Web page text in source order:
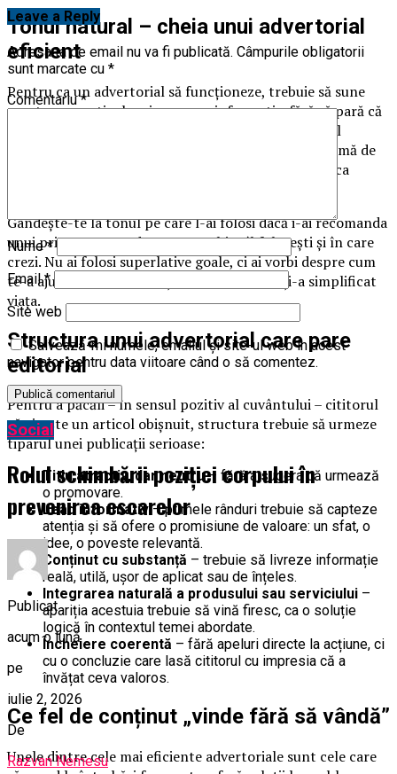
Tonul natural – cheia unui advertorial
eficient
Pentru ca un advertorial să funcționeze, trebuie să sune
exact ca un articol scris cu scop informativ, fără să pară că
încearcă să-ți vândă ceva. Asta înseamnă că limbajul
trebuie să fie clar, relaxat, dar profesionist. Orice urmă de
slogan sau expresie de marketing agresiv poate strica
Gândește-te la tonul pe care l-ai folosi dacă i-ai recomanda
unui prieten un produs pe care chiar îl folosești și în care
crezi. Nu ai folosi superlative goale, ci ai vorbi despre cum
te-a ajutat, ce problemă ți-a rezolvat, cum ți-a simplificat
viața.
Structura unui advertorial care pare
editorial
Pentru a păcăli – în sensul pozitiv al cuvântului – cititorul
că citește un articol obișnuit, structura trebuie să urmeze
tiparul unei publicații serioase:
Titlu atractiv, dar neutru– fără a sugera că urmează
o promovare.
Lead informativ– primele rânduri trebuie să capteze
atenția și să ofere o promisiune de valoare: un sfat, o
idee, o poveste relevantă.
Conținut cu substanță – trebuie să livreze informație
reală, utilă, ușor de aplicat sau de înțeles.
Integrarea naturală a produsului sau serviciului –
apariția acestuia trebuie să vină firesc, ca o soluție
logică în contextul temei abordate.
Încheiere coerentă – fără apeluri directe la acțiune, ci
cu o concluzie care lasă cititorul cu impresia că a
învățat ceva valoros.
Ce fel de conținut „vinde fără să vândă”
Unele dintre cele mai eficiente advertoriale sunt cele care
Leave a Reply
Adresa ta de email nu va fi publicată. Câmpurile obligatorii
sunt marcate cu *
Comentariu*
Nume*
Email*
Site web
Salvează-mi numele, emailul și site-ul web în acest
navigator pentru data viitoare când o să comentez.
Social
Rolul schimbării poziției corpului în
prevenirea escarelor
Publicat
acum o lună
pe
iulie 2, 2026
De
Razvan Nemesu